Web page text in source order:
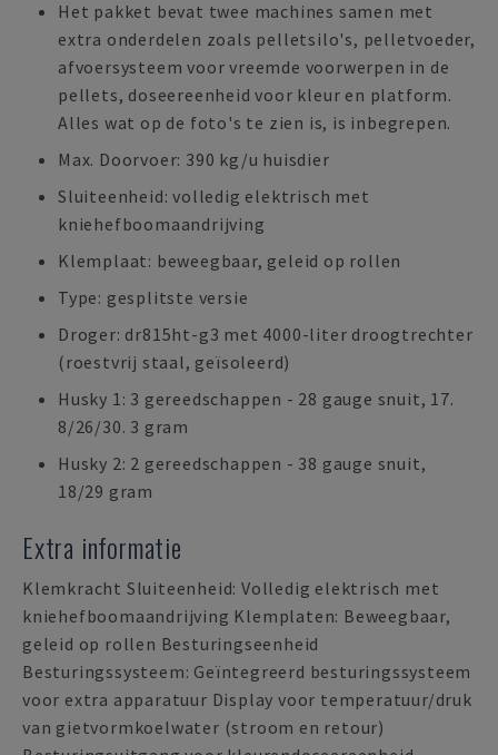
Het pakket bevat twee machines samen met
extra onderdelen zoals pelletsilo's, pelletvoeder,
afvoersysteem voor vreemde voorwerpen in de
pellets, doseereenheid voor kleur en platform.
Alles wat op de foto's te zien is, is inbegrepen.
Max. Doorvoer: 390 kg/u huisdier
Sluiteenheid: volledig elektrisch met
kniehefboomaandrijving
Klemplaat: beweegbaar, geleid op rollen
Type: gesplitste versie
Droger: dr815ht-g3 met 4000-liter droogtrechter
(roestvrij staal, geïsoleerd)
Husky 1: 3 gereedschappen - 28 gauge snuit, 17.
8/26/30. 3 gram
Husky 2: 2 gereedschappen - 38 gauge snuit,
18/29 gram
Extra informatie
Klemkracht Sluiteenheid: Volledig elektrisch met
kniehefboomaandrijving Klemplaten: Beweegbaar,
geleid op rollen Besturingseenheid
Besturingssysteem: Geïntegreerd besturingssysteem
voor extra apparatuur Display voor temperatuur/druk
van gietvormkoelwater (stroom en retour)